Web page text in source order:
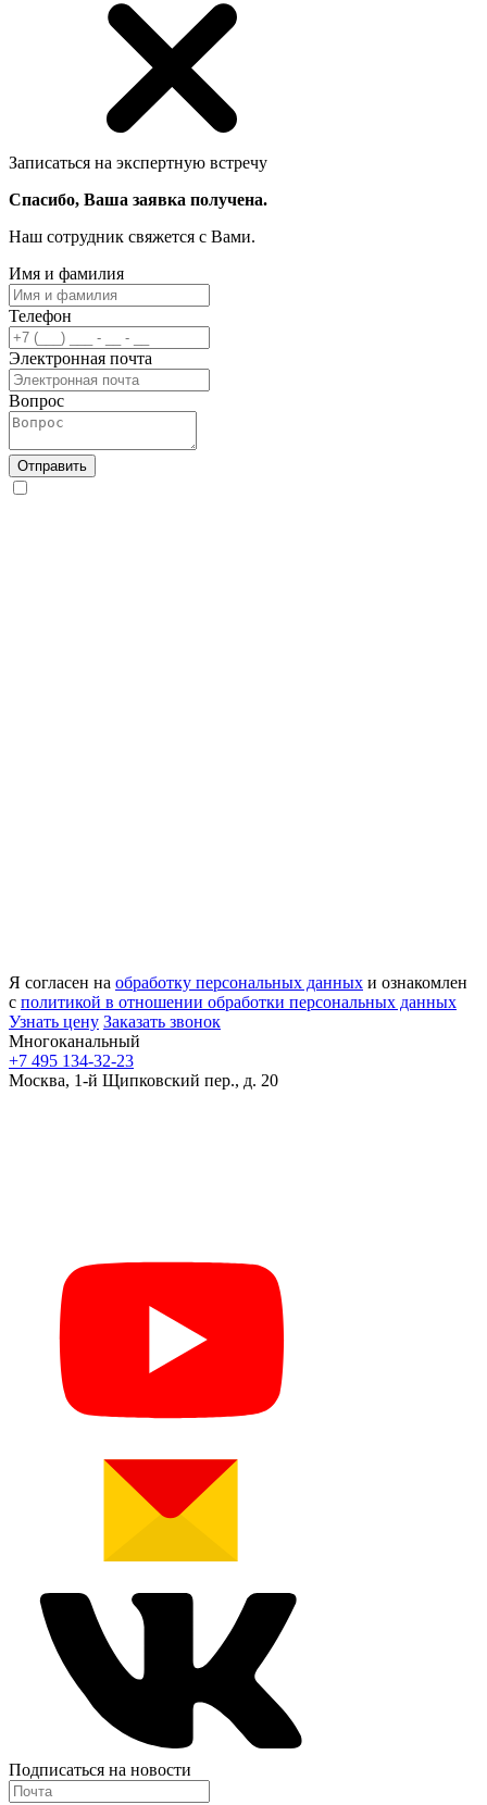
Записаться на экспертную встречу
Спасибо, Ваша заявка получена.
Наш сотрудник свяжется с Вами.
Имя и фамилия
Телефон
Электронная почта
Вопрос
Отправить
Я согласен на обработку персональных данных и ознакомлен
с политикой в отношении обработки персональных данных
Узнать цену Заказать звонок
Многоканальный
+7 495 134-32-23
Москва, 1-й Щипковский пер., д. 20
Подписаться на новости